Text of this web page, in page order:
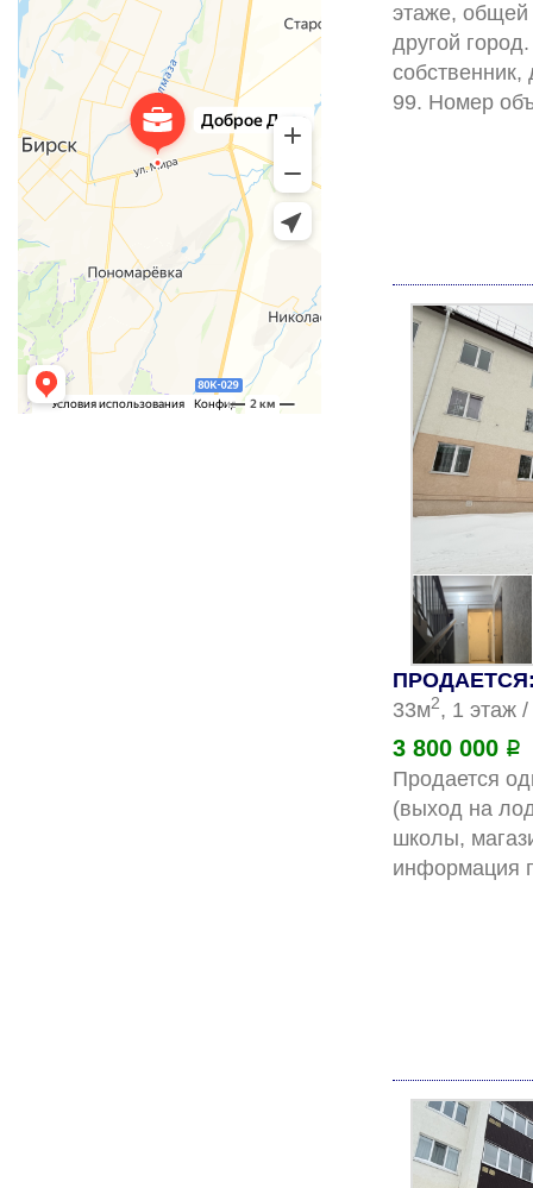
этаже, общей
другой
ПРОДАЕТСЯ:
33м2, 1 этаж
3 800 000 Р
Продается
(выход на
школы,